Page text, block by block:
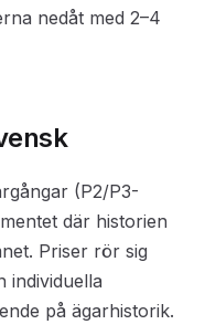
nedåt med 2–4
(P2/P3-
där historien
Priser rör sig
individuella
på ägarhistorik.